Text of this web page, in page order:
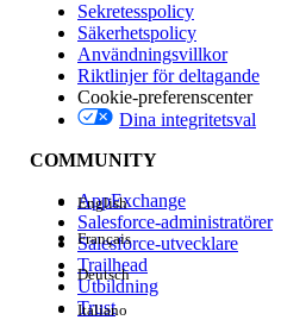
Version
Händelse
Sekretesspolicy
Säkerhetspolicy
Användningsvillkor
Riktlinjer för deltagande
Cookie-preferenscenter
Dina integritetsval
COMMUNITY
AppExchange
Salesforce-administratörer
Salesforce-utvecklare
Trailhead
Utbildning
Trust
English
Français
Deutsch
Italiano